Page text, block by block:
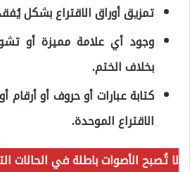
تمزيق أوراق الاقتراع بشكل
وجود أي علامة مميزة أو
بخلاف الختم.
كتابة عبارات أو حروف أو
الاقتراع الموحدة.
لا تُصبح الأصوات باطلة في الحالات